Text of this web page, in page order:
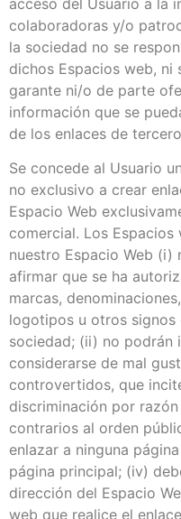
colaboradoras y/o
la sociedad no se
dichos Espacios web, ni
garante ni/o de parte
información que se
de los enlaces de
Se concede al Usuario
no exclusivo a crear
Espacio Web
comercial. Los Espacios
nuestro Espacio Web (i)
afirmar que se ha
marcas,
logotipos u otros signos
sociedad; (ii) no podrán
considerarse de mal
controvertidos, que
discriminación por
contrarios al orden
enlazar a ninguna
página principal; (iv)
dirección del Espacio
web que realice el